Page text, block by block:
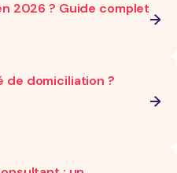
2026 ? Guide complet
de domiciliation ?